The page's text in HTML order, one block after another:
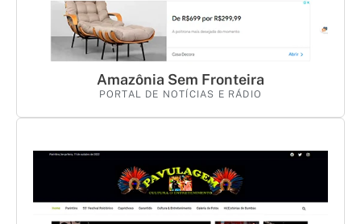
Amazônia Sem Fronteira
PORTAL DE NOTÍCIAS E RÁDIO